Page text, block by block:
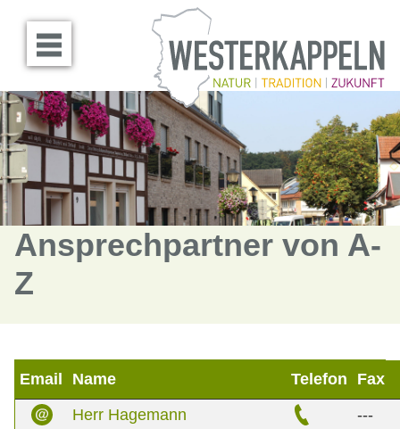
Menü öffnen
Ansprechpartner von A-
Z
Email Name Telefon
Fax
Herr Hagemann
---